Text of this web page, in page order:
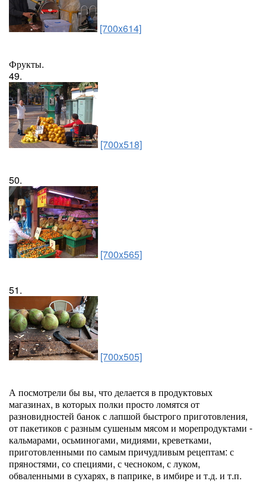
[700x614]
Фрукты.
49.
[700x518]
50.
[700x565]
51.
[700x505]
А посмотрели бы вы, что делается в продуктовых
магазинах, в которых полки просто ломятся от
разновидностей банок с лапшой быстрого приготовления,
от пакетиков с разным сушеным мясом и морепродуктами -
кальмарами, осьминогами, мидиями, креветками,
приготовленными по самым причудливым рецептам: с
пряностями, со специями, с чесноком, с луком,
обваленными в сухарях, в паприке, в имбире и т.д. и т.п.